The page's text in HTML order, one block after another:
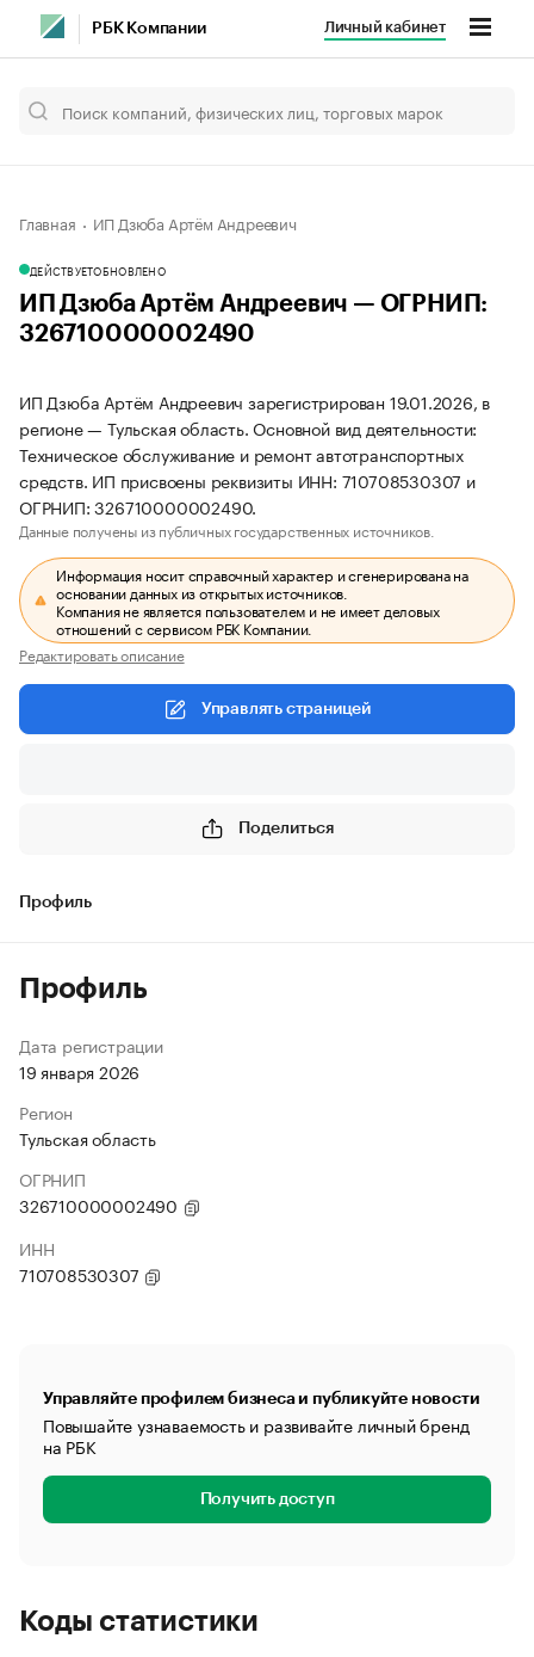
РБК Компании Личный кабинет
Главная ИП Дзюба Артём Андреевич
ДЕЙСТВУЕТОБНОВЛЕНО
ИП Дзюба Артём Андреевич — ОГРНИП:
326710000002490
ИП Дзюба Артём Андреевич зарегистрирован 19.01.2026, в
регионе — Тульская область. Основной вид деятельности:
Техническое обслуживание и ремонт автотранспортных
средств. ИП присвоены реквизиты ИНН: 710708530307 и
ОГРНИП: 326710000002490.
Данные получены из публичных государственных источников.
Информация носит справочный характер и сгенерирована на
основании данных из открытых источников.
Компания не является пользователем и не имеет деловых
отношений с сервисом РБК Компании.
Редактировать описание
Управлять страницей
Поделиться
Профиль
Профиль
Дата регистрации
19 января 2026
Регион
Тульская область
ОГРНИП
326710000002490
ИНН
710708530307
Управляйте профилем бизнеса и публикуйте новости
Повышайте узнаваемость и развивайте личный бренд
на РБК
Получить доступ
Коды статистики